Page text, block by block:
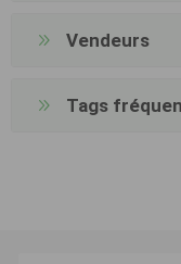
Vendeurs
Tags